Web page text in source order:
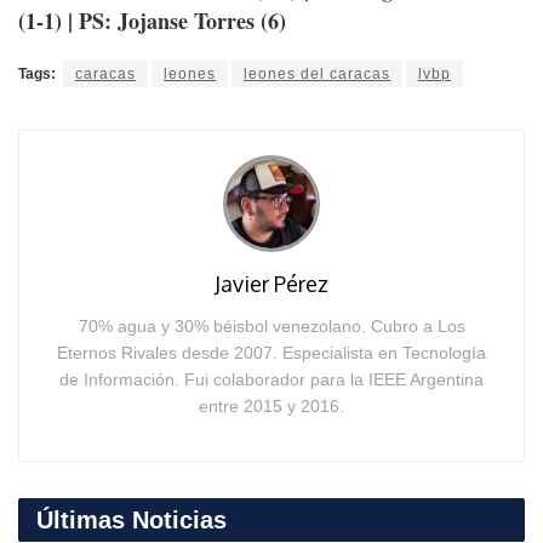
(1-1) | PS: Jojanse Torres (6)
Tags: caracas leones leones del caracas lvbp
Javier Pérez
70% agua y 30% béisbol venezolano. Cubro a Los
Eternos Rivales desde 2007. Especialista en Tecnología
de Información. Fui colaborador para la IEEE Argentina
entre 2015 y 2016.
Últimas Noticias